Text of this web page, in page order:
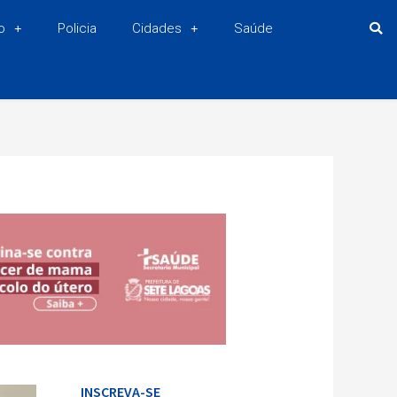
Policia Cidades Saúde
INSCREVA-SE